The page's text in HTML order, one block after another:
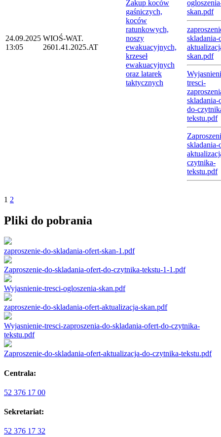
24.09.2025
13:05
WIOŚ-WAT.
2601.41.2025.AT
Zakup koców
gaśniczych,
koców
ratunkowych,
noszy
ewakuacyjnych,
krzeseł
ewakuacyjnych
oraz latarek
taktycznych
skan.pdf
skladania-
skan.pdf
tresci-
skladania-
do-
tekstu.pdf
skladania-
czytnika-
tekstu.pdf
1 2
Pliki do pobrania
zaproszenie-do-skladania-ofert-skan-1.pdf
Zaproszenie-do-skladania-ofert-do-czytnika-tekstu-1-1.pdf
Wyjasnienie-tresci-ogloszenia-skan.pdf
zaproszenie-do-skladania-ofert-aktualizacja-skan.pdf
Wyjasnienie-tresci-zaproszenia-do-skladania-ofert-do-czytnika-
tekstu.pdf
Zaproszenie-do-skladania-ofert-aktualizacja-do-czytnika-tekstu.pdf
Centrala:
52 376 17 00
Sekretariat:
52 376 17 32